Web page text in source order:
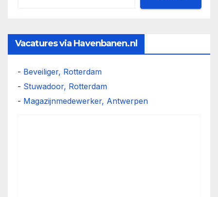
Vacatures via Havenbanen.nl
- Beveiliger, Rotterdam
- Stuwadoor, Rotterdam
- Magazijnmedewerker, Antwerpen